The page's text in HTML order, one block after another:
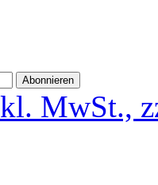
Abonnieren
MwSt.,